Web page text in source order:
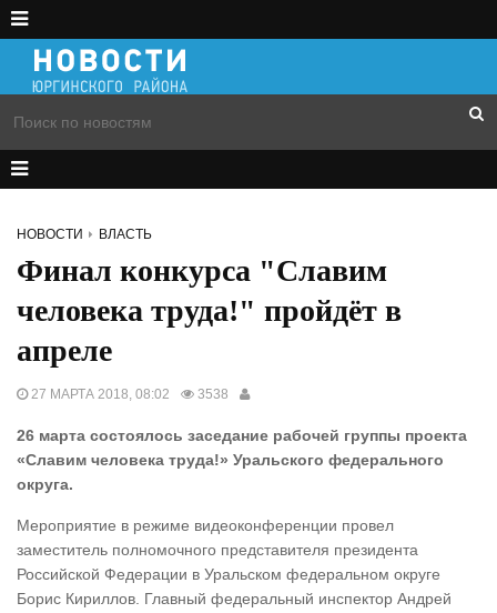
НОВОСТИ ВЛАСТЬ
Финал конкурса "Славим
человека труда!" пройдёт в
апреле
27 МАРТА 2018, 08:02 3538
26 марта состоялось заседание рабочей группы проекта
«Славим человека труда!» Уральского федерального
округа.
Мероприятие в режиме видеоконференции провел
заместитель полномочного представителя президента
Российской Федерации в Уральском федеральном округе
Борис Кириллов. Главный федеральный инспектор Андрей